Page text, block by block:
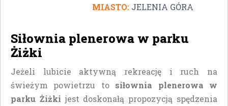
MIASTO: JELENIA GÓRA
Siłownia plenerowa w parku
Żiżki
Jeżeli lubicie aktywną rekreację i ruch na
świeżym powietrzu to siłownia plenerowa w
parku Żiżki jest doskonałą propozycją spędzenia